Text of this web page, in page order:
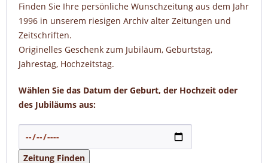
Finden Sie Ihre persönliche Wunschzeitung aus dem Jahr
1996 in unserem riesigen Archiv alter Zeitungen und
Zeitschriften.
Originelles Geschenk zum Jubiläum, Geburtstag,
Jahrestag, Hochzeitstag.
Wählen Sie das Datum der Geburt, der Hochzeit oder
des Jubiläums aus:
Zeitung Finden